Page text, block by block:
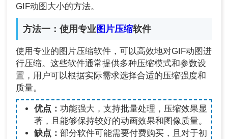
GIF动图大小的方法。
方法一：使用专业图片压缩软件
使用专业的图片压缩软件，可以高效地对GIF动图进
行压缩。这些软件通常提供多种压缩模式和参数设
置，用户可以根据实际需求选择合适的压缩强度和
质量。
优点： 功能强大，支持批量处理，压缩效果显
著，且能够保持较好的动画效果和图像质量。
缺点： 部分软件可能需要付费购买，且对于初